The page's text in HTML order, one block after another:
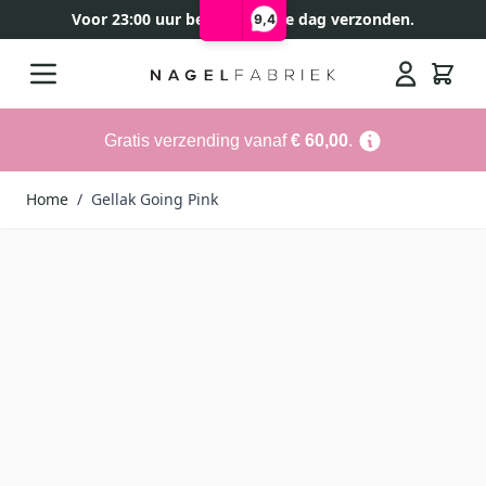
9,4
Voor 23:00 uur besteld, zelfde dag verzonden.
Gratis verzending vanaf€ 60,00.
Home / Gellak Going Pink